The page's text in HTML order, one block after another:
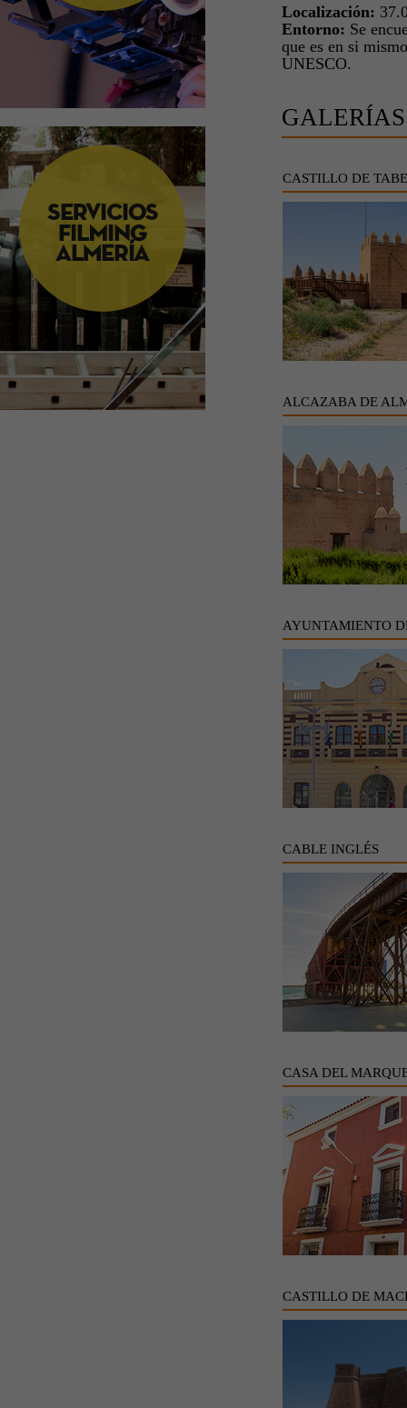
Localización:
Entorno: Se
que es en si
UNESCO.
CASTILLO DE
ALCAZABA DE
AYUNTAMIENTO
CABLE INGLÉS
CASA DEL
CASTILLO DE